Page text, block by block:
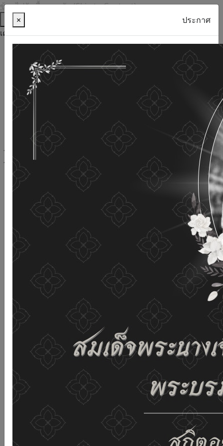
ข้ามไปยังเนื้อหาหลัก (Skip to Content)
ช่วยเหลือ
เครื่องมือการเข้าถึง
ภาษาไทย
ภาษาอังกฤษ
เพิ่มขนาดตัวอักษร
ลดขนาดตัวอักษร
ขนาดตัวอักษรปกติ
ความคมชัดสูง
ความคมชัดเชิงลบ
ความคมชัดปกติ
เปิดอ่านด้วยเสียง
ปิดอ่านด้วยเสียง
ผังเว็บไซต์
เว็บไซต์นี้ใช้คุกกี้ (Cookies)
กรมกิจการผู้สูงอายุ
ให้ความสำคัญต่อข้อมูลส่วนบุคคลของ
ท่าน เพื่อการพัฒนาและปรับปรุงเว็บไซต์ หากท่านใช้บริการ
เว็บไซต์นี้โดยไม่มีการปรับตั้งค่าใดๆ แสดงว่าท่านยินยอมที่จะ
รับคุกกี้บนเว็บไซต์ และนโยบายสิทธิส่วนบุคคลของเรา
ดูรายละเอียด ยอมรับทั้งหมด
02-659-6811 saraban@dop.mail.go.th
เปลี่ยนการแสดงผล
ก-ก
× ประกาศ